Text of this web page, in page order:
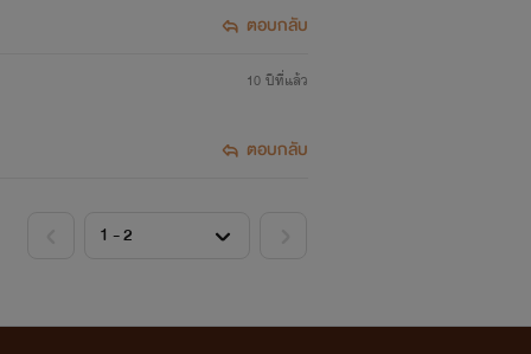
ตอบกลับ
10 ปีที่แล้ว
ตอบกลับ